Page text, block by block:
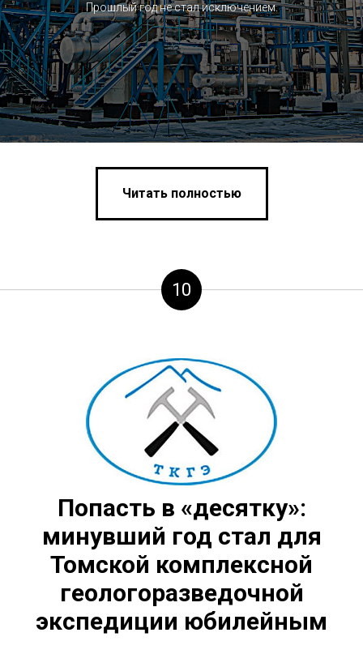
Прошлый год не стал исключением.
Читать полностью
10
Попасть в «десятку»:
минувший год стал для
Томской комплексной
геологоразведочной
экспедиции юбилейным